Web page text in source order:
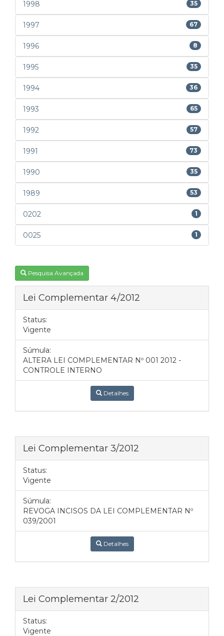
1998 35
1997 67
1996 8
1995 35
1994 36
1993 65
1992 57
1991 73
1990 35
1989 53
0202 1
0025 1
Pesquisa Avançada
Lei Complementar 4/2012
Status:
Vigente
Súmula:
ALTERA LEI COMPLEMENTAR Nº 001 2012 -
CONTROLE INTERNO
Detalhes
Lei Complementar 3/2012
Status:
Vigente
Súmula:
REVOGA INCISOS DA LEI COMPLEMENTAR Nº
039/2001
Detalhes
Lei Complementar 2/2012
Status:
Vigente